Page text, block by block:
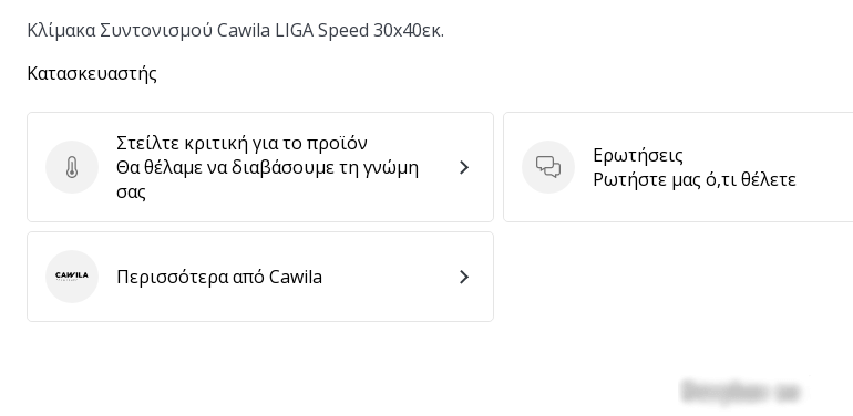
Κλίμακα Συντονισμού Cawila LIGA Speed 30x40εκ.
Κατασκευαστής
Στείλτε κριτική για το προϊόν
Στείλτε κριτική για το προϊόν
Θα θέλαμε να διαβάσουμε τη γνώμη
σας
Ερωτήσεις
Ερωτήσεις
Ρωτήστε μας ό,τι θέλετε
CawilaΠερισσότερα από Cawila